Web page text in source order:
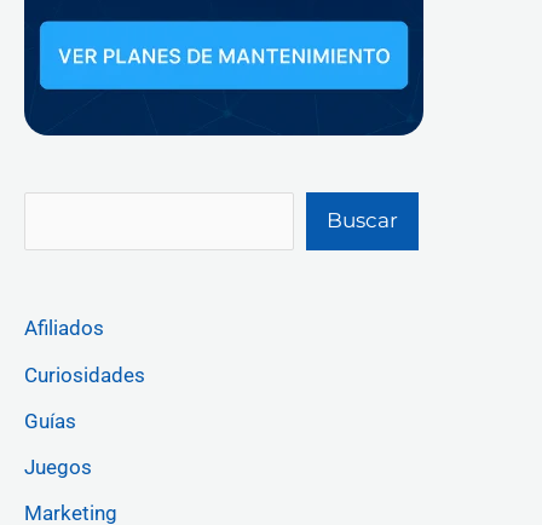
Buscar
Afiliados
Curiosidades
Guías
Juegos
Marketing